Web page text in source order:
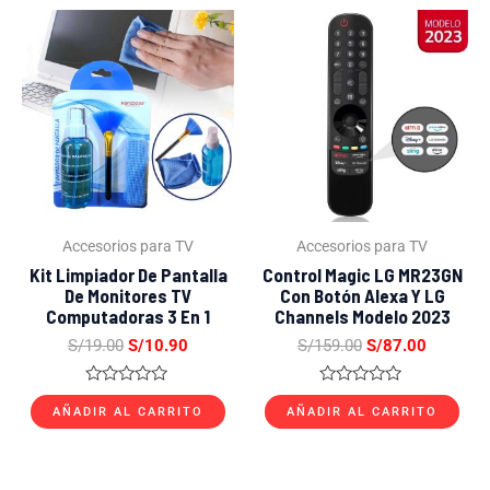
Accesorios para TV
Kit Limpiador De Pantalla
De Monitores TV
Computadoras 3 En 1
S/19.00
El
precio
original
era:
S/19.00.
S/10.90
El
precio
actual
es:
Valorado
con
0
AÑADIR AL CARRITO
Accesorios para TV
Control Magic LG MR23GN
Con Botón Alexa Y LG
Channels Modelo 2023
S/159.00
El
precio
original
S/159.00.
S/87.00
El
precio
actual
S/87.00.
Valorado
con
0
AÑADIR AL CARRITO